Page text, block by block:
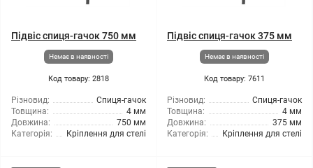
Підвіс спиця-гачок 750 мм
Немає в наявності
Код товару: 2818
Різновид:
Спиця-гачок
Товщина:
4 мм
Довжина:
750 мм
Категорія:
Кріплення для стелі
Підвіс спиця-гачок 375 мм
Немає в наявності
Код товару: 7611
Різновид:
Спиця-гачок
Товщина:
4 мм
Довжина:
375 мм
Категорія:
Кріплення для стелі